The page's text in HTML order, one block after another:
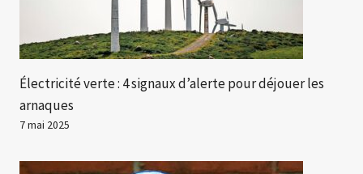
Électricité verte : 4 signaux d’alerte pour déjouer les
arnaques
7 mai 2025